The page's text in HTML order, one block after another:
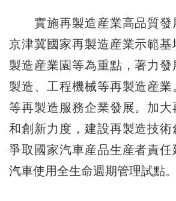
實施再製造産業高品質發
京津冀國家再製造産業示範
製造産業園等為重點，著力
製造、工程機械等再製造産
等再製造服務企業發展。加
和創新力度，建設再製造技
爭取國家汽車産品生産者責任
汽車使用全生命週期管理試點。